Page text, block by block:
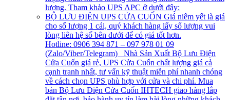
lượng. Tham khảo UPS APC ở dưới đây:
BỘ LƯU ĐIỆN UPS CỬA CUỐN Giá niêm yết là giá
cho số lượng 1 cái, quý khách hàng lấy số lượng vui
lòng liên hệ số bên dưới để có giá tốt hơn.
Hotline: 0906 394 871 – 097 978 01 09
(Zalo/Viber/Telegram) Nhà Sản Xuất Bộ Lưu Điện
Cửa Cuốn giá rẻ, UPS Cửa Cuốn chất lượng giá cả
cạnh tranh nhất, tư vấn kỹ thuật miễn phí nhanh chóng
về cách chọn UPS phù hợp với cửa và chi phí. Mua
bán Bộ Lưu Điện Cửa Cuốn IHTECH giao hàng lắp